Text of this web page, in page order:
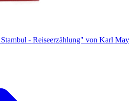
- Reiseerzählung" von Karl May